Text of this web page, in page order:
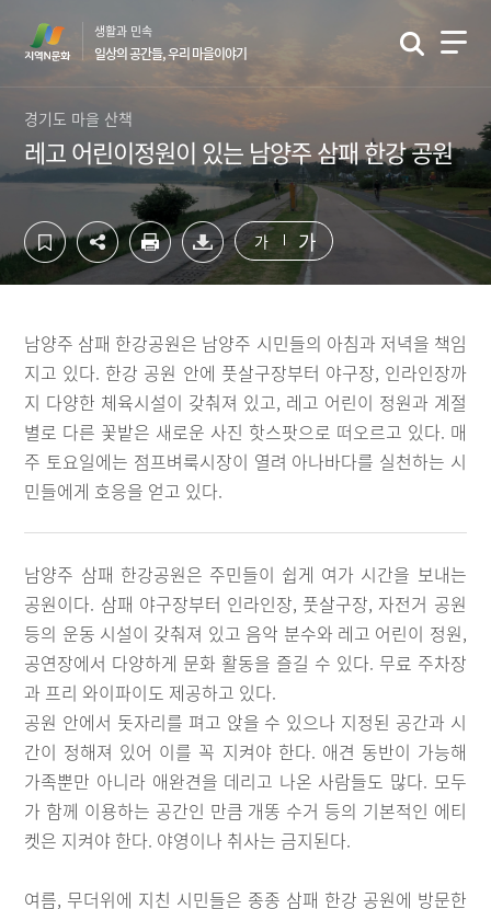
로
가
생활과 민속
일상의 공간들, 우리 마을이야기
경기도 마을 산책
레고 어린이정원이 있는 남양주 삼패 한강 공원
가 가
남양주 삼패 한강공원은 남양주 시민들의 아침과 저녁을 책임
지고 있다. 한강 공원 안에 풋살구장부터 야구장, 인라인장까
지 다양한 체육시설이 갖춰져 있고, 레고 어린이 정원과 계절
별로 다른 꽃밭은 새로운 사진 핫스팟으로 떠오르고 있다. 매
주 토요일에는 점프벼룩시장이 열려 아나바다를 실천하는 시
민들에게 호응을 얻고 있다.
남양주 삼패 한강공원은 주민들이 쉽게 여가 시간을 보내는
공원이다. 삼패 야구장부터 인라인장, 풋살구장, 자전거 공원
등의 운동 시설이 갖춰져 있고 음악 분수와 레고 어린이 정원,
공연장에서 다양하게 문화 활동을 즐길 수 있다. 무료 주차장
과 프리 와이파이도 제공하고 있다.
공원 안에서 돗자리를 펴고 앉을 수 있으나 지정된 공간과 시
간이 정해져 있어 이를 꼭 지켜야 한다. 애견 동반이 가능해
가족뿐만 아니라 애완견을 데리고 나온 사람들도 많다. 모두
가 함께 이용하는 공간인 만큼 개똥 수거 등의 기본적인 에티
켓은 지켜야 한다. 야영이나 취사는 금지된다.
여름, 무더위에 지친 시민들은 종종 삼패 한강 공원에 방문한